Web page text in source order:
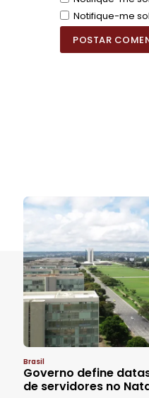
Notifique-me
Brasil
Governo define
de servidores no